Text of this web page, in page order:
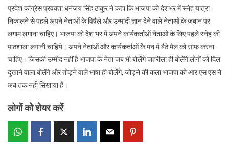
प्रदेश कांग्रेस प्रवक्ता धनंजय सिंह ठाकुर ने कहा कि भाजपा को देशभर में स्नेह यात्रा
निकालने से पहले अपने नेताओं के विषैले और उन्मादी ज्ञान देने वाले नेताओं के जबान पर
लगाम लगाना चाहिए। भाजपा को देश भर में अपने कार्यकर्ताओं नेताओं के लिए पहले स्नेह की
पाठशाला लगानी चाहिये। अपने नेताओं और कार्यकर्ताओं के मन में बैठे मेल को साफ करना
चाहिए। जिसकी उम्मीद नहीं है भाजपा के नेता जब भी बोलेंगे जहरीला ही बोलेंगे लोगों को दिल
दुखाने वाला बोलेंगे और तोड़ने वाले भाषा ही बोलेंगे, जोड़ने की कला भाजपा को आर एस एस ने
अब तक नहीं सिखाया है।
लोगों को शेयर करें